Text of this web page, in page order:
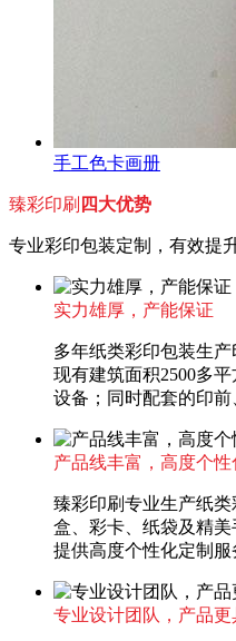
手工色卡画册
臻彩印刷 四大优势
专业彩印包装定制，有效提
实力雄厚，产能保证
多年纸类彩印包装生产
现有建筑面积2500多
设备；同时配套的印前
产品线丰富，高度个
臻彩印刷专业生产纸
盒、彩卡、纸袋及精美
提供高度个性化定制服
专业设计团队，产品更